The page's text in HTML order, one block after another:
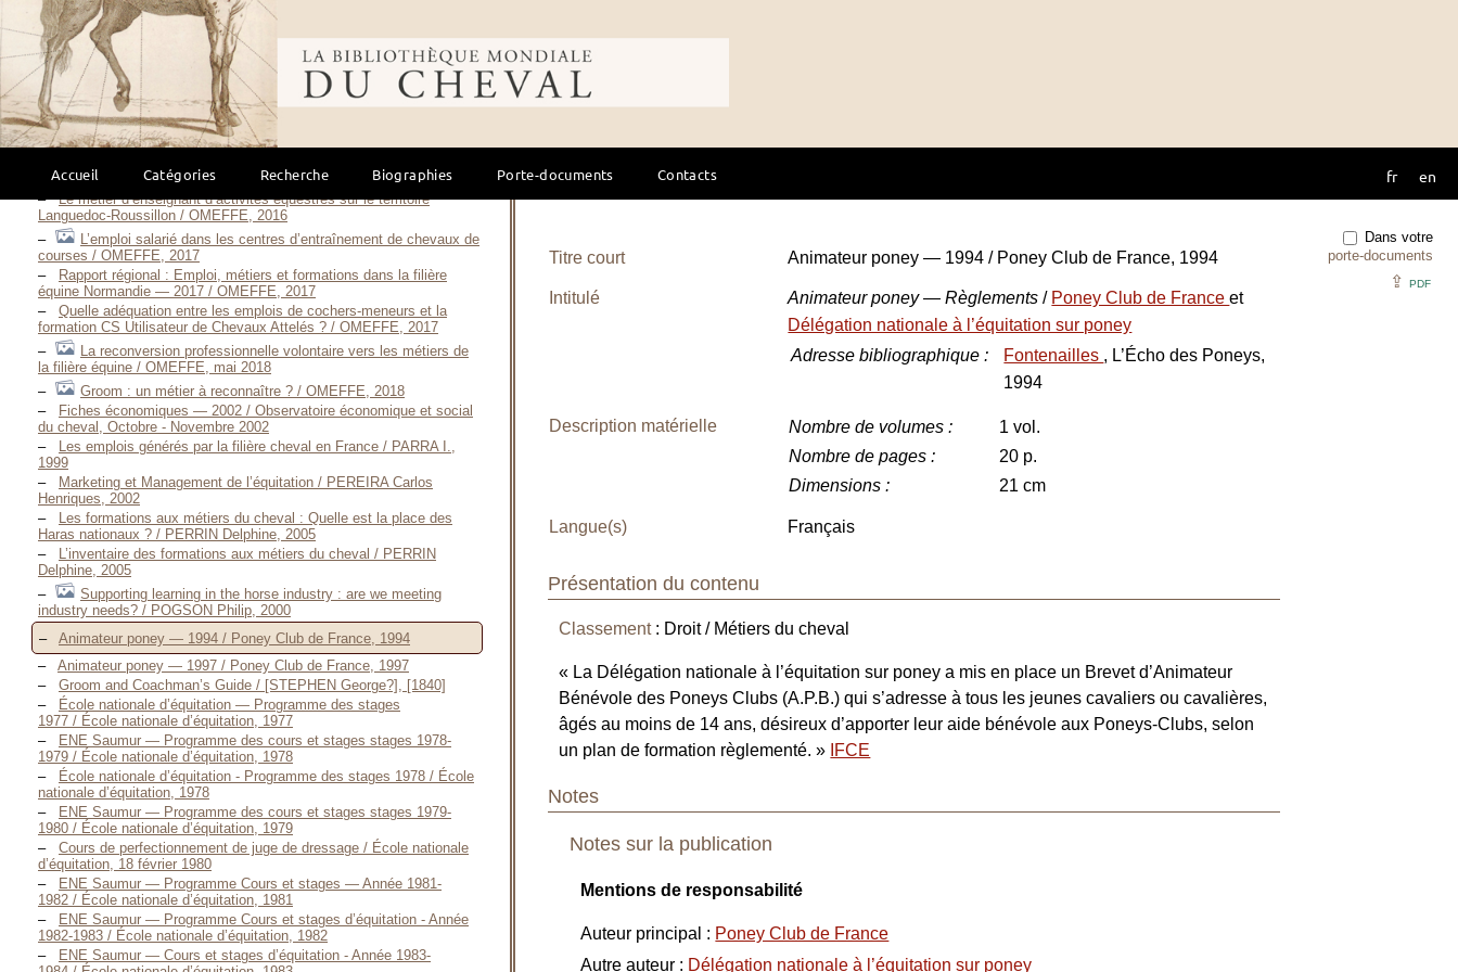
Bibliothèque mondiale du cheval
Accueil Catégories Recherche Biographies Porte-documents Contacts fr en
Cavalier professionnel : emploi, métiers et
formation / OMEFFE, 2014
Assistant et responsable d’élevage : les besoins de la filière en
cadres intermédiaires / OMEFFE, 2014
Rapport régional : Emploi, métiers et formations dans la filière
équine Basse-Normandie — 2015 / OMEFFE, 2015
Le statut "cadre" dans la filière équine / OMEFFE, 2016
équine / OMEFFE, 2016
Le métier d’enseignant d’activités équestres sur le territoire
Languedoc-Roussillon / OMEFFE, 2016
L’emploi salarié dans les centres d’entraînement de chevaux de
courses / OMEFFE, 2017
Rapport régional : Emploi, métiers et formations dans la filière
équine Normandie — 2017 / OMEFFE, 2017
Quelle adéquation entre les emplois de cochers-meneurs et la
formation CS Utilisateur de Chevaux Attelés ? / OMEFFE, 2017
La reconversion professionnelle volontaire vers les métiers de
la filière équine / OMEFFE, mai 2018
Groom : un métier à reconnaître ? / OMEFFE, 2018
Fiches économiques — 2002 / Observatoire économique et social
du cheval, Octobre - Novembre 2002
Les emplois générés par la filière cheval en France / PARRA I.,
1999
Marketing et Management de l’équitation / PEREIRA Carlos
Henriques, 2002
Les formations aux métiers du cheval : Quelle est la place des
Haras nationaux ? / PERRIN Delphine, 2005
L’inventaire des formations aux métiers du cheval / PERRIN
Delphine, 2005
Supporting learning in the horse industry : are we meeting
industry needs? / POGSON Philip, 2000
Animateur poney — 1994 / Poney Club de France, 1994
Animateur poney — 1997 / Poney Club de France, 1997
Groom and Coachman’s Guide / [STEPHEN George?], [1840]
École nationale d’équitation — Programme des stages
1977 / École nationale d’équitation, 1977
ENE Saumur — Programme des cours et stages stages 1978-
1979 / École nationale d’équitation, 1978
École nationale d’équitation - Programme des stages 1978 / École
nationale d’équitation, 1978
ENE Saumur — Programme des cours et stages stages 1979-
1980 / École nationale d’équitation, 1979
Cours de perfectionnement de juge de dressage / École nationale
d’équitation, 18 février 1980
ENE Saumur — Programme Cours et stages — Année 1981-
1982 / École nationale d’équitation, 1981
ENE Saumur — Programme Cours et stages d’équitation - Année
1982-1983 / École nationale d’équitation, 1982
ENE Saumur — Cours et stages d’équitation - Année 1983-
Dans votre
porte-documents
⇪ PDF
Titre court Animateur poney — 1994 / Poney Club de France, 1994
Intitulé Animateur poney — Règlements/ Poney Club de Franceet
Délégation nationale à l’équitation sur poney
Adresse bibliographique : Fontenailles , L’Écho des Poneys,
1994
Description matérielle Nombre de volumes :
1 vol.
Nombre de pages :
20 p.
Dimensions : 21 cm
Langue(s) Français
Présentation du contenu
Classement: Droit / Métiers du cheval
« La Délégation nationale à l’équitation sur poney a mis en place un Brevet d’Animateur
Bénévole des Poneys Clubs (A.P.B.) qui s’adresse à tous les jeunes cavaliers ou cavalières,
âgés au moins de 14 ans, désireux d’apporter leur aide bénévole aux Poneys-Clubs, selon
un plan de formation règlementé. » IFCE
Notes
Notes sur la publication
Mentions de responsabilité
Auteur principal : Poney Club de France
Autre auteur : Délégation nationale à l’équitation sur poney